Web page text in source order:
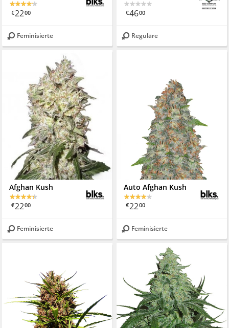
€2200
Feminisierte
€4600
Reguläre
Afghan Kush
€2200
Feminisierte
Auto Afghan Kush
€2200
Feminisierte